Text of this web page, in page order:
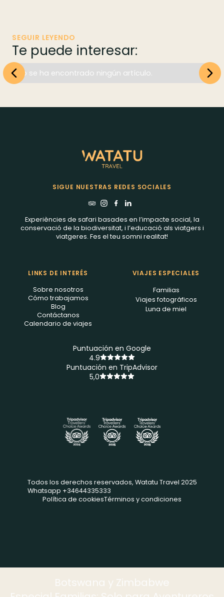
SEGUIR LEYENDO
Te puede interesar:
No se ha encontrado ningún artículo.
SIGUE NUESTRAS REDES SOCIALES
Experiències de safari basades en l’impacte social, la
conservació de la biodiversitat, i l’educació als viatgers i
viatgeres. Fes el teu somni realitat!
LINKS DE INTERÉS
Sobre nosotros
Cómo trabajamos
Blog
Contáctanos
Calendario de viajes
VIAJES ESPECIALES
Familias
Viajes fotográficos
Luna de miel
Puntuación en Google
4.9
Puntuación en TripAdvisor
5,0
Todos los derechos reservados, Watatu Travel 2025
Whatsapp +34644335333
Política de cookiesTérminos y condiciones
Botswana y Zimbabwe